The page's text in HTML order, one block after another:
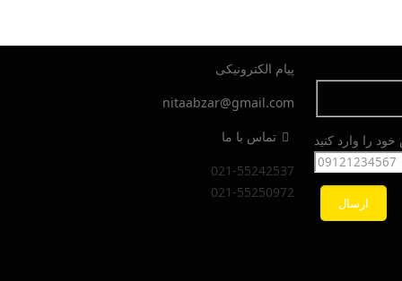
را وارد کنید
پیام الکترونیکی
nitaabzar@gmail.com
تماس با ما
021-55242537
021-55250972